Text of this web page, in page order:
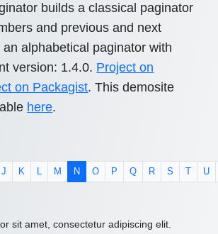
builds a classical paginator
and previous and next
an alphabetical paginator with
version: 1.4.0. Project on
on Packagist. This demosite
here.
J K L M N O P Q R S U
sit amet, consectetur adipiscing elit.